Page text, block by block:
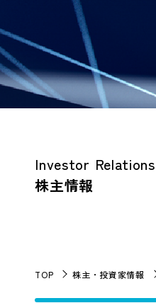
Investor Relations
株主情報
TOP 株主・投資家情報